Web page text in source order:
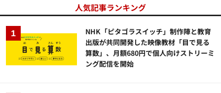
人気記事ランキング
NHK「ピタゴラスイッチ」制作陣と教育
出版が共同開発した映像教材「目で見る
算数」、月額680円で個人向けストリーミ
ング配信を開始